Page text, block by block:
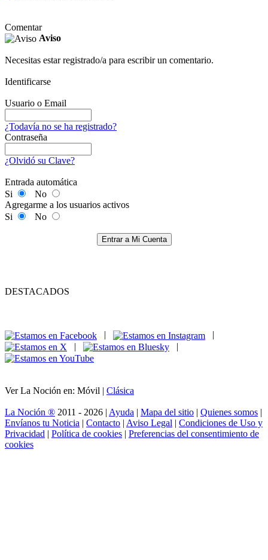
Comentar
Aviso
Necesitas estar registrado/a para escribir un comentario.
Identificarse
Usuario o Email
¿Todavía no se ha registrado?
Contraseña
¿Olvidó su Clave?
Entrada automática
Si
No
Agregarme a los usuarios activos
Si
No
Entrar a Mi Cuenta
DESTACADOS
|
|
Ver La Noción en: Móvil | Clásica
La Noción ® 2011 - 2026 | Ayuda | Mapa del sitio | Quienes somos |
Envíanos tu Noticia | Contacto | Aviso Legal | Condiciones de Uso y
Privacidad | Política de cookies | Preferencias del consentimiento de
cookies